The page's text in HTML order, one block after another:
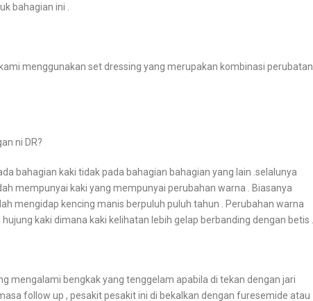
bahagian ini .
menggunakan set dressing yang merupakan kombinasi perubatan
ni DR?
bahagian kaki tidak pada bahagian bahagian yang lain .selalunya
mempunyai kaki yang mempunyai perubahan warna . Biasanya
mengidap kencing manis berpuluh puluh tahun . Perubahan warna
kaki dimana kaki kelihatan lebih gelap berbanding dengan betis .
mengalami bengkak yang tenggelam apabila di tekan dengan jari
follow up , pesakit pesakit ini di bekalkan dengan furesemide atau